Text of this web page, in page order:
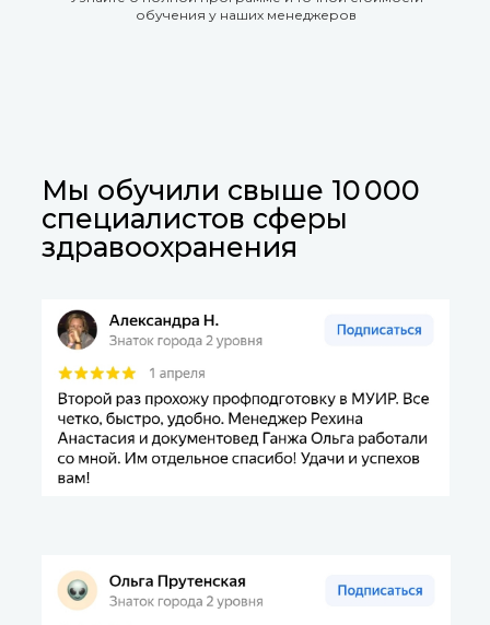
обучения у наших менеджеров
Мы обучили свыше 10 000
специалистов сферы
здравоохранения